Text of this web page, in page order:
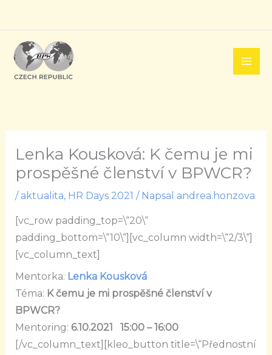
obsah
Lenka Kousková: K čemu je mi
prospěšné členství v BPWCR?
/ aktualita, HR Days 2021 / Napsal andrea.honzova
[vc_row padding_top=\“20\“
padding_bottom=\“10\“][vc_column width=\“2/3\“]
[vc_column_text]
Mentorka: Lenka Kousková
Téma: K čemu je mi prospěšné členství v
BPWCR?
Mentoring: 6.10.2021 15:00 – 16:00
[/vc_column_text][kleo_button title=\“Přednostní